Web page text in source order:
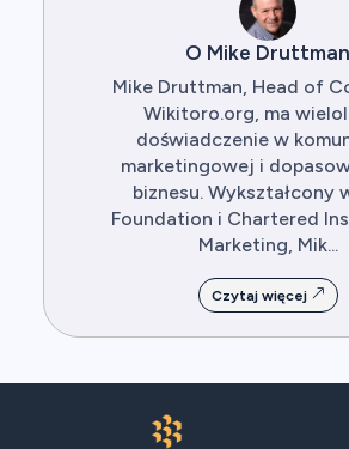
O Mike Druttman
Mike Druttman, Head of
Wikitoro.org, ma
doświadczenie w
marketingowej i
biznesu. Wykształcony
Foundation i Chartered
Marketing, Mik...
Czytaj więcej